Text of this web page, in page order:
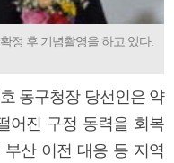
정 후 기념촬영을 하고 있다.
동구청장 당선인은 약
어진 구정 동력을 회복
산 이전 대응 등 지역